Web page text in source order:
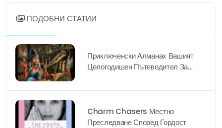
ПОДОБНИ СТАТИИ
Приключенски Алманах Вашият
Целогодишен Пътеводител За
Charm Chasers Местно
Преследване Според Гордост